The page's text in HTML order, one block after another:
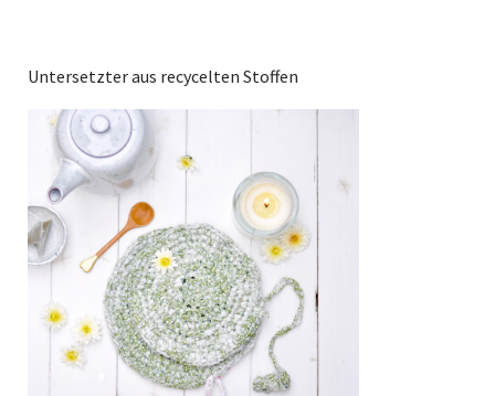
Untersetzter aus recycelten Stoffen